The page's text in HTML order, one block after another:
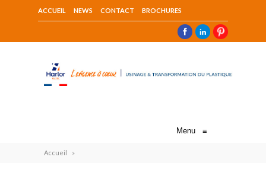
ACCUEIL NEWS CONTACT BROCHURES
Menu ≡
Accueil »